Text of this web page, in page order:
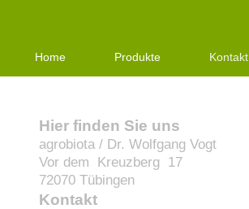
Home Produkte Kontakt
Hier finden Sie uns
agrobiota / Dr. Wolfgang Vogt
Vor dem Kreuzberg 17
72070 Tübingen
Kontakt